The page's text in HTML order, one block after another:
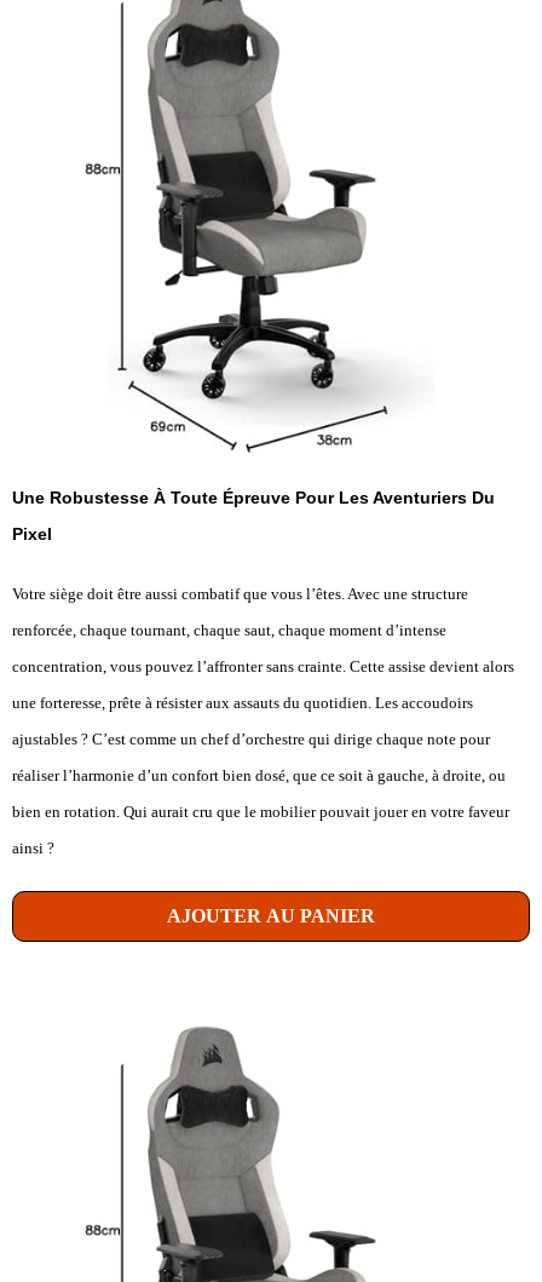
Une Robustesse À Toute Épreuve Pour Les Aventuriers Du
Pixel
Votre siège doit être aussi combatif que vous l’êtes. Avec une structure
renforcée, chaque tournant, chaque saut, chaque moment d’intense
concentration, vous pouvez l’affronter sans crainte. Cette assise devient alors
une forteresse, prête à résister aux assauts du quotidien. Les accoudoirs
ajustables ? C’est comme un chef d’orchestre qui dirige chaque note pour
réaliser l’harmonie d’un confort bien dosé, que ce soit à gauche, à droite, ou
bien en rotation. Qui aurait cru que le mobilier pouvait jouer en votre faveur
ainsi ?
AJOUTER AU PANIER